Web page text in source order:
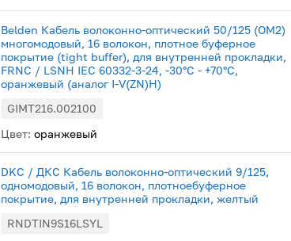
Belden Кабель волоконно-оптический 50/125 (OM2)
многомодовый, 16 волокон, плотное буферное
покрытие (tight buffer), для внутренней прокладки,
FRNC / LSNH IEC 60332-3-24, -30°C - +70°C,
оранжевый (аналог I-V(ZN)H)
GIMT216.002100
Цвет: оранжевый
DKC / ДКС Кабель волоконно-оптический 9/125,
одномодовый, 16 волокон, плотноебуферное
покрытие, для внутренней прокладки, желтый
RNDTIN9S16LSYL